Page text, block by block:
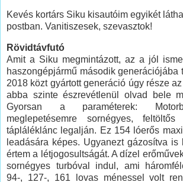
Kevés kortárs Siku kisautóim egyikét
postban. Vanitiszesek, szevasztok!
Rövidtávfutó
Amit a Siku megmintázott, az a jól
haszongépjármű második generációjába
2018 közt gyártott generáció úgy része
abba szinte észrevétlenül olvad bele
Gyorsan a paraméterek:
meglepetésemre sornégyes,
tápláléklánc legalján. Ez 154 lóerős
leadására képes. Ugyanezt gázosítva
értem a létjogosultságát. A dízel
sornégyes turbóval indul, ami
94-, 127-, 161 lovas ménessel volt